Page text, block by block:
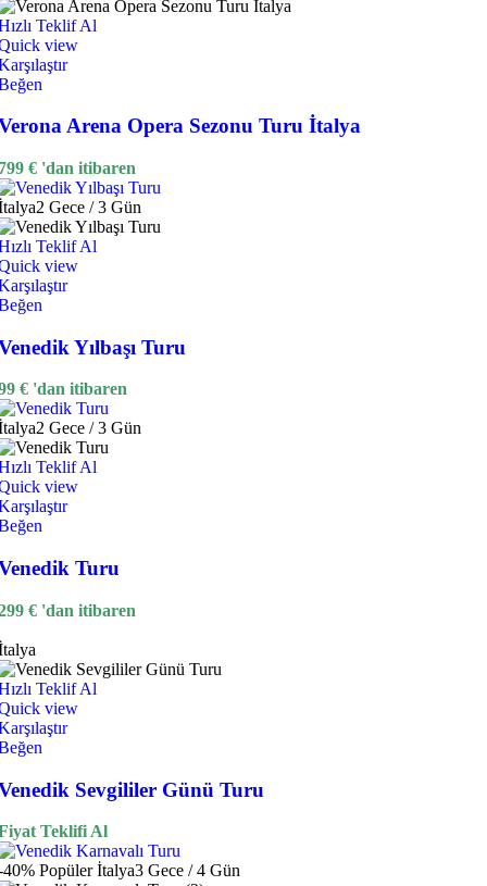
Teklif Al
view
Arena Opera Sezonu Turu İtalya
€ 'dan itibaren
2 Gece / 3 Gün
Teklif Al
view
Yılbaşı Turu
€ 'dan itibaren
2 Gece / 3 Gün
Teklif Al
view
Turu
€ 'dan itibaren
Teklif Al
view
Sevgililer Günü Turu
Teklifi Al
40% Popüler İtalya3 Gece / 4 Gün